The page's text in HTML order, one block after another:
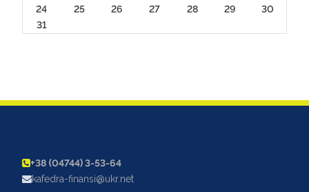
24
25 26 27 28 29
30
31
+38 (04744) 3-53-64
kafedra-finansi@ukr.net